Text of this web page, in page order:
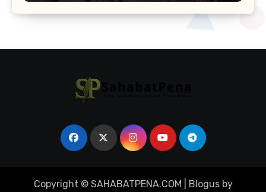
Copyright © SAHABATPENA.COM Blogusby